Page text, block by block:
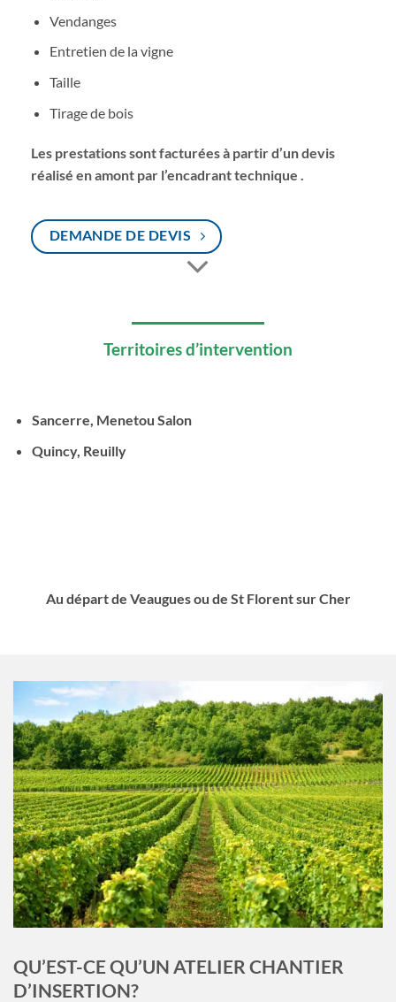
Vendanges
Entretien de la vigne
Taille
Tirage de bois
Les prestations sont facturées à partir d’un devis
réalisé en amont par l’encadrant technique .
DEMANDE DE DEVIS
Territoires d’intervention
Sancerre, Menetou Salon
Quincy, Reuilly
Au départ de Veaugues ou de St Florent sur Cher
QU’EST-CE QU’UN ATELIER CHANTIER
D’INSERTION?